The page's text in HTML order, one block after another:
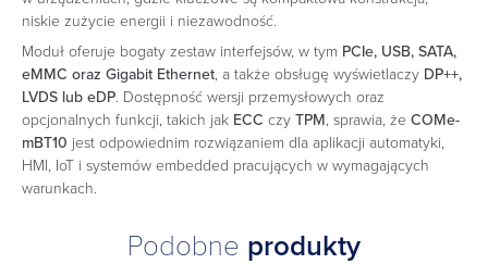
niskie zużycie energii i niezawodność.
Moduł oferuje bogaty zestaw interfejsów, w tym PCIe, USB, SATA,
eMMC oraz Gigabit Ethernet, a także obsługę wyświetlaczy DP++,
LVDS lub eDP. Dostępność wersji przemysłowych oraz
opcjonalnych funkcji, takich jak ECC czy TPM, sprawia, że COMe-
mBT10 jest odpowiednim rozwiązaniem dla aplikacji automatyki,
HMI, IoT i systemów embedded pracujących w wymagających
warunkach.
Podobne produkty